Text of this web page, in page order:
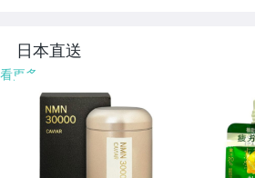
日本直送
看更多